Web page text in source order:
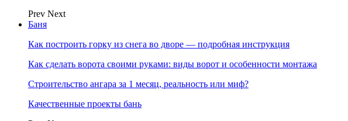
Prev Next
Баня
Как построить горку из снега во дворе — подробная инструкция
Как сделать ворота своими руками: виды ворот и особенности монтажа
Строительство ангара за 1 месяц, реальность или миф?
Качественные проекты бань